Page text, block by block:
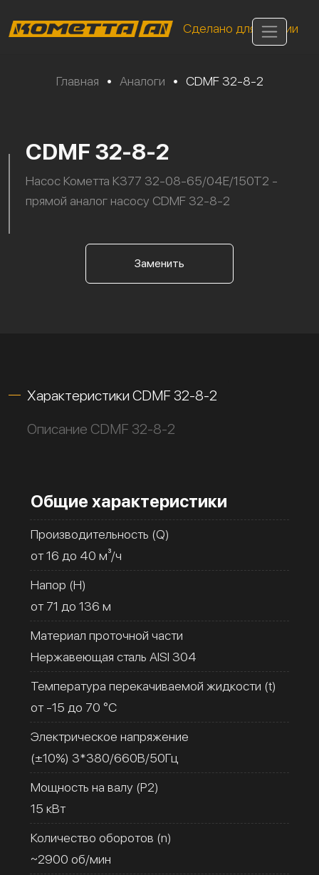
Сделано для России
Главная • Аналоги • CDMF 32-8-2
CDMF 32-8-2
Насос Кометта К377 32-08-65/04Е/150Т2 -
прямой аналог насосу CDMF 32-8-2
Заменить
Характеристики CDMF 32-8-2
Описание CDMF 32-8-2
Общие характеристики
Производительность (Q)
от 16 до 40 м³/ч
Напор (H)
от 71 до 136 м
Материал проточной части
Нержавеющая сталь AISI 304
Температура перекачиваемой жидкости (t)
от -15 до 70 °C
Электрическое напряжение
(±10%) 3*380/660В/50Гц
Мощность на валу (Р2)
15 кВт
Количество оборотов (n)
~2900 об/мин